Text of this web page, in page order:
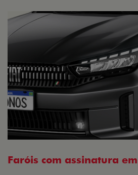
Faróis com assinatura em